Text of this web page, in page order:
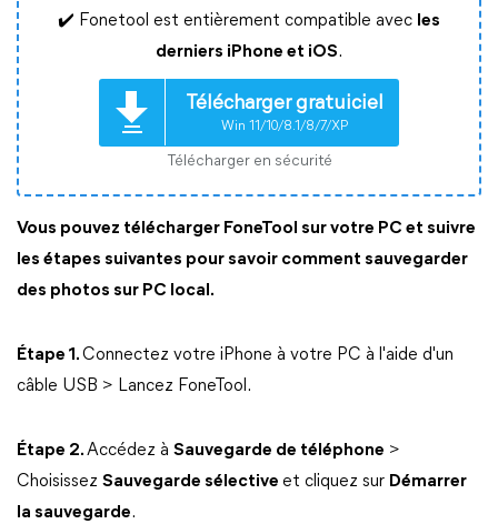
✔️ Fonetool est entièrement compatible avec les
derniers iPhone et iOS.
Télécharger gratuiciel
Win 11/10/8.1/8/7/XP
Télécharger en sécurité
Vous pouvez télécharger FoneTool sur votre PC et suivre
les étapes suivantes pour savoir comment sauvegarder
des photos sur PC local.
Étape 1.Connectez votre iPhone à votre PC à l'aide d'un
câble USB > Lancez FoneTool.
Étape 2.Accédez à Sauvegarde de téléphone >
Choisissez Sauvegarde sélective et cliquez sur Démarrer
la sauvegarde.